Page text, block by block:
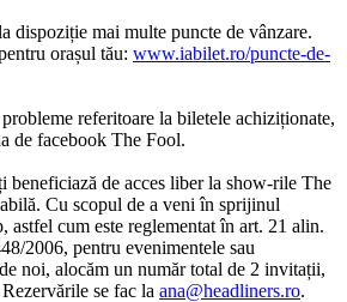
dispoziție mai multe puncte de vânzare.
orașul tău: www.iabilet.ro/puncte-de-
referitoare la biletele achiziționate,
de facebook The Fool.
beneficiază de acces liber la show-rile The
Cu scopul de a veni în sprijinul
astfel cum este reglementat în art. 21 alin.
2006, pentru evenimentele sau
noi, alocăm un număr total de 2 invitații,
se fac la ana@headliners.ro.